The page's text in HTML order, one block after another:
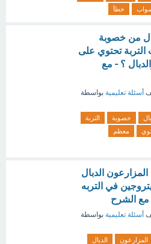
خطأ
من خصوبة
التربة تحتوي على
؟ - مع
أسئلة تعليمية بواسطة
خصوبة
التربة
معظم
الدبال
في التربه
مع الشرح
أسئلة تعليمية بواسطة
المزارعون
الدبال